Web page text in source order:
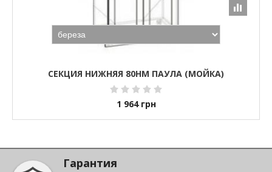
СЕКЦИЯ НИЖНЯЯ 80НМ ПАУЛА (МОЙКА)
1 964 грн
Гарантия